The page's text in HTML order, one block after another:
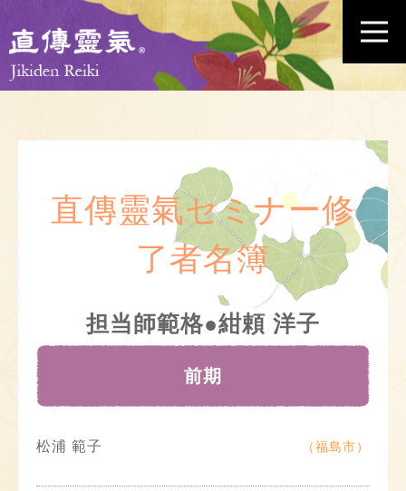
直傳靈氣セミナー修
了者名簿
担当師範格●紺頼 洋子
前期
松浦 範子 （福島市）